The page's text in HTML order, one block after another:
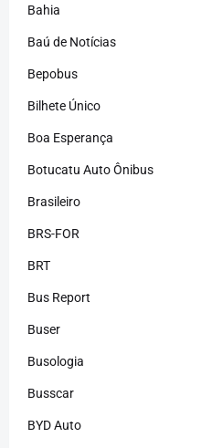
Bahia
Baú de Notícias
Bepobus
Bilhete Único
Boa Esperança
Botucatu Auto Ônibus
Brasileiro
BRS-FOR
BRT
Bus Report
Buser
Busologia
Busscar
BYD Auto